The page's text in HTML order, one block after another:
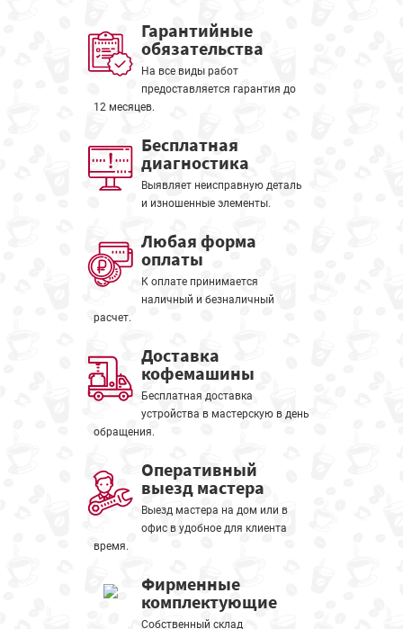
Гарантийные
обязательства
На все виды работ
предоставляется гарантия до
12 месяцев.
Бесплатная
диагностика
Выявляет неисправную деталь
и изношенные элементы.
Любая форма
оплаты
К оплате принимается
наличный и безналичный
расчет.
Доставка
кофемашины
Бесплатная доставка
устройства в мастерскую в день
обращения.
Оперативный
выезд мастера
Выезд мастера на дом или в
офис в удобное для клиента
время.
Фирменные
комплектующие
Собственный склад